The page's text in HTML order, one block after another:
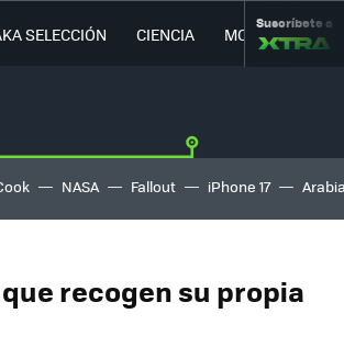
SELECCIÓN CIENCIA MOVILIDAD
Suscríbete a
NASA Fallout iPhone 17
recogen su propia